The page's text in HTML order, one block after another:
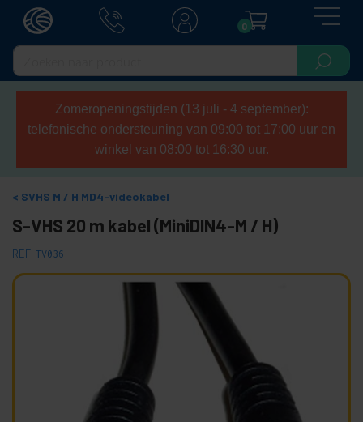
0
Zomeropeningstijden (13 juli - 4 september):
telefonische ondersteuning van 09:00 tot 17:00 uur en
winkel van 08:00 tot 16:30 uur.
SVHS M / H MD4-videokabel
S-VHS 20 m kabel (MiniDIN4-M / H)
REF: TV036